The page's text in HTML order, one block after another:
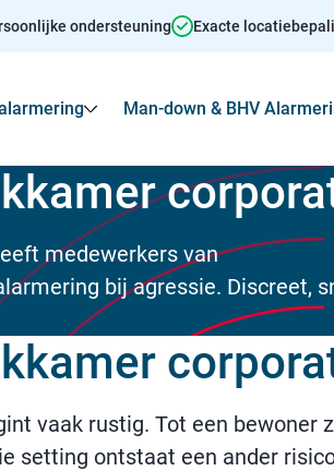
ondersteuning Exacte
Toon Submenu voor
Man-down & BHV
medewerkers van
bij agressie. Discreet,
vaak rustig. Tot een
setting ontstaat een ander